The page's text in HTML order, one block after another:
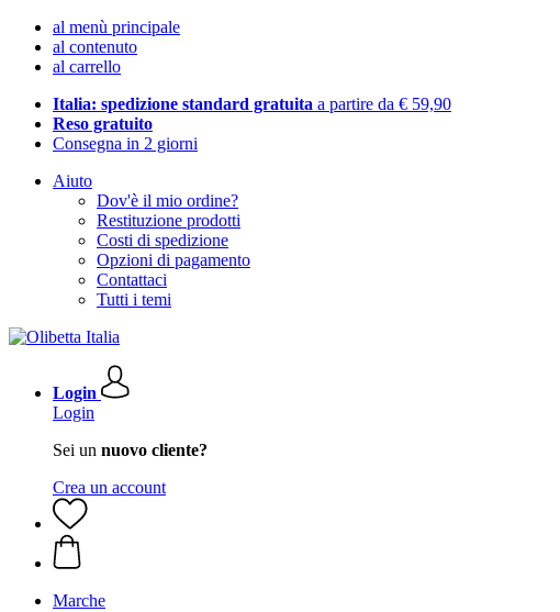
al menù principale
al contenuto
al carrello
Italia: spedizione standard gratuita a partire da € 59,90
Reso gratuito
Consegna in 2 giorni
Aiuto
Dov'è il mio ordine?
Restituzione prodotti
Costi di spedizione
Opzioni di pagamento
Contattaci
Tutti i temi
Login
Login
Sei un nuovo cliente?
Crea un account
Marche